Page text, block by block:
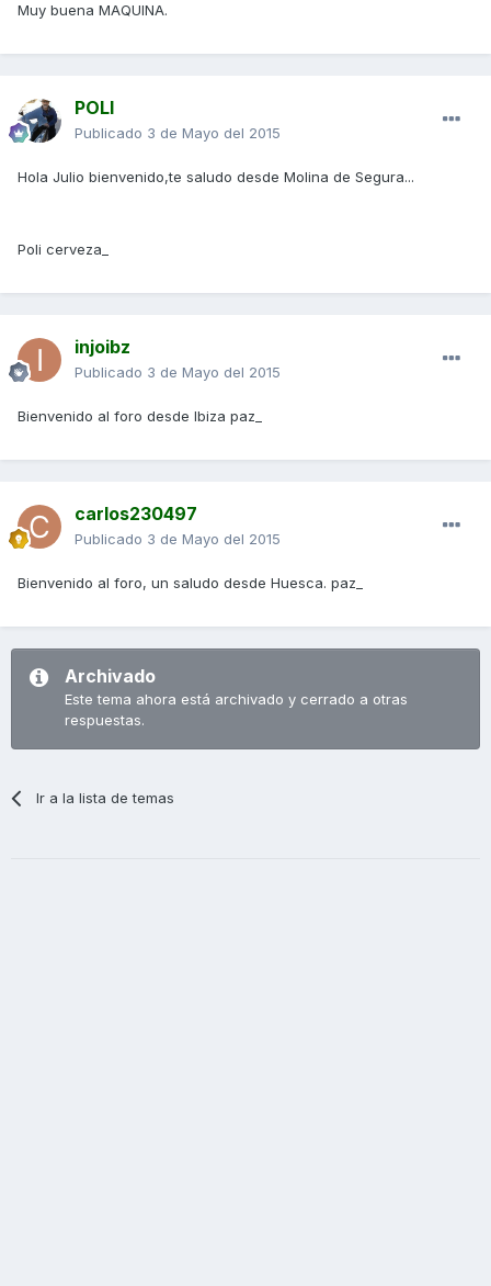
Muy buena MAQUINA.
POLI
Publicado 3 de Mayo del 2015
Hola Julio bienvenido,te saludo desde Molina de Segura...
Poli cerveza_
injoibz
Publicado 3 de Mayo del 2015
Bienvenido al foro desde Ibiza paz_
carlos230497
Publicado 3 de Mayo del 2015
Bienvenido al foro, un saludo desde Huesca. paz_
Archivado
Este tema ahora está archivado y cerrado a otras
respuestas.
Ir a la lista de temas